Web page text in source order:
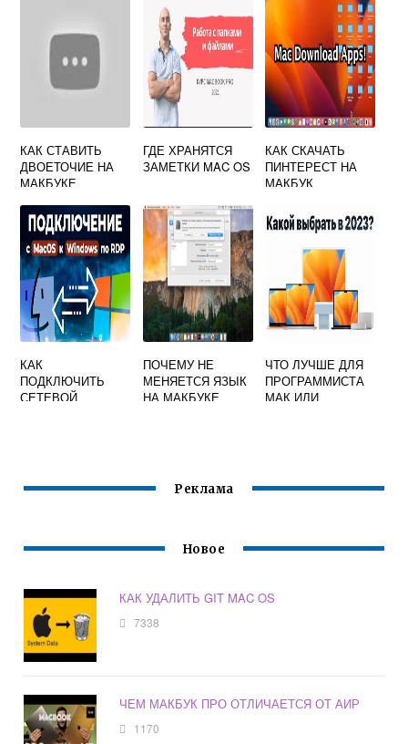
КАК СТАВИТЬ
ДВОЕТОЧИЕ НА
МАКБУКЕ
ГДЕ ХРАНЯТСЯ
ЗАМЕТКИ MAC OS
КАК СКАЧАТЬ
ПИНТЕРЕСТ НА
МАКБУК
КАК
ПОДКЛЮЧИТЬ
СЕТЕВОЙ
ПОЧЕМУ НЕ
МЕНЯЕТСЯ ЯЗЫК
НА МАКБУКЕ
ЧТО ЛУЧШЕ ДЛЯ
ПРОГРАММИСТА
МАК ИЛИ
Реклама
Новое
КАК УДАЛИТЬ GIT MAC OS
7338
ЧЕМ МАКБУК ПРО ОТЛИЧАЕТСЯ ОТ АИР
1170